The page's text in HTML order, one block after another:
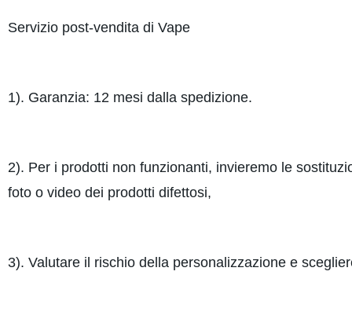
Servizio post-vendita di Vape
1). Garanzia: 12 mesi dalla spedizione.
2). Per i prodotti non funzionanti, invieremo le
foto o video dei prodotti difettosi,
3). Valutare il rischio della personalizzazione e